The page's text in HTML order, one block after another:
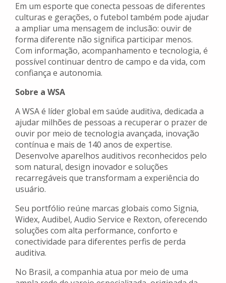
Em um esporte que conecta pessoas de diferentes
culturas e gerações, o futebol também pode ajudar
a ampliar uma mensagem de inclusão: ouvir de
forma diferente não significa participar menos.
Com informação, acompanhamento e tecnologia, é
possível continuar dentro de campo e da vida, com
confiança e autonomia.
Sobre a WSA
A WSA é líder global em saúde auditiva, dedicada a
ajudar milhões de pessoas a recuperar o prazer de
ouvir por meio de tecnologia avançada, inovação
contínua e mais de 140 anos de expertise.
Desenvolve aparelhos auditivos reconhecidos pelo
som natural, design inovador e soluções
recarregáveis que transformam a experiência do
usuário.
Seu portfólio reúne marcas globais como Signia,
Widex, Audibel, Audio Service e Rexton, oferecendo
soluções com alta performance, conforto e
conectividade para diferentes perfis de perda
auditiva.
No Brasil, a companhia atua por meio de uma